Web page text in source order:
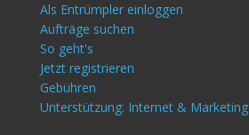
Als Entrümpler einloggen
Aufträge suchen
So geht's
Jetzt registrieren
Gebühren
Unterstützung: Internet & Marketing